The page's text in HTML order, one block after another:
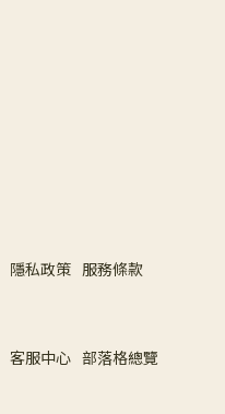
隱私政策 服務條款
客服中心 部落格總覽